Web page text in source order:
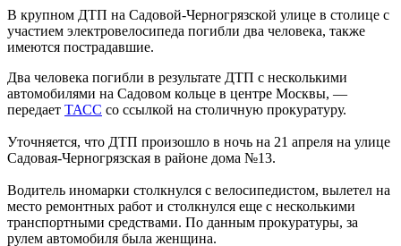
В крупном ДТП на Садовой-Черногрязской улице в столице с
участием электровелосипеда погибли два человека, также
имеются пострадавшие.
Два человека погибли в результате ДТП с несколькими
автомобилями на Садовом кольце в центре Москвы, —
передает ТАСС со ссылкой на столичную прокуратуру.
Уточняется, что ДТП произошло в ночь на 21 апреля на улице
Садовая-Черногрязская в районе дома №13.
Водитель иномарки столкнулся с велосипедистом, вылетел на
место ремонтных работ и столкнулся еще с несколькими
транспортными средствами. По данным прокуратуры, за
рулем автомобиля была женщина.